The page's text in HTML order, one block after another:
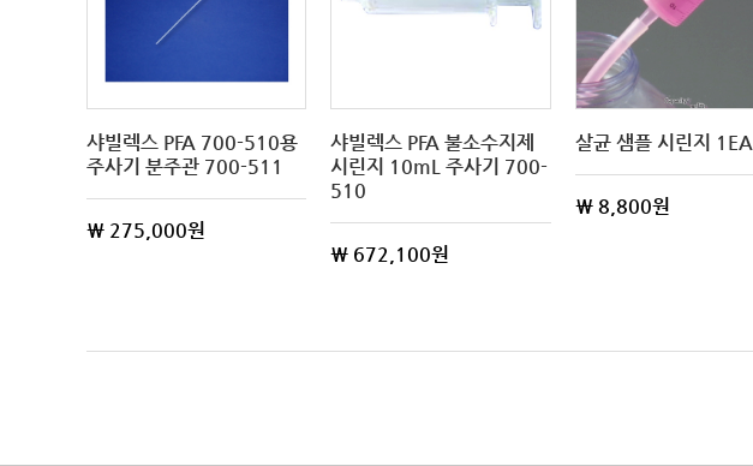
샤빌렉스 PFA 700-510용
주사기 분주관 700-511
\ 275,000원
샤빌렉스 PFA 불소수지제
시린지 10mL 주사기 700-
510
\ 672,100원
살균 샘플 시린지 1EA
\ 8,800원